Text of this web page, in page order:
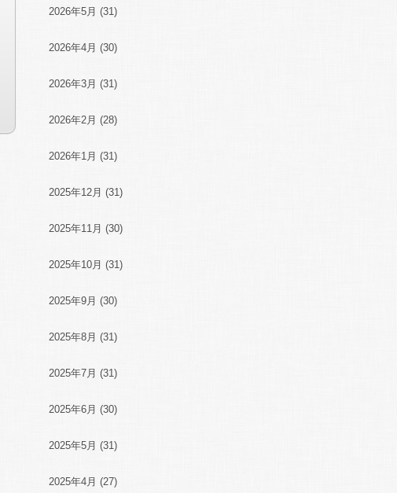
2026年5月 (31)
2026年4月 (30)
2026年3月 (31)
2026年2月 (28)
2026年1月 (31)
2025年12月 (31)
2025年11月 (30)
2025年10月 (31)
2025年9月 (30)
2025年8月 (31)
2025年7月 (31)
2025年6月 (30)
2025年5月 (31)
2025年4月 (27)